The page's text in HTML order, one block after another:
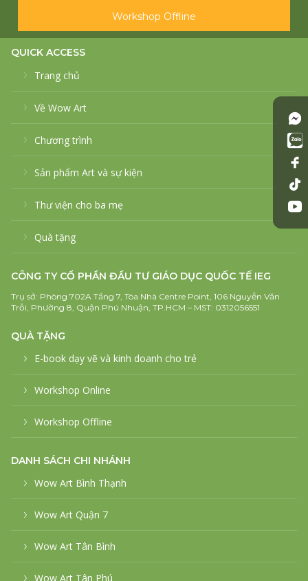
Workshop Offline
QUICK ACCESS
Trang chủ
Về Wow Art
Chương trình
Sản phẩm Art và sự kiện
Thư viện cho ba mẹ
Quà tặng
CÔNG TY CỔ PHẦN ĐẦU TƯ GIÁO DỤC QUỐC TẾ IEG
Trụ sở: Phòng 702A Tầng 7, Tòa Nhà Centre Point, 106 Nguyễn Văn
Trỗi, Phường 8, Quận Phú Nhuận, TP.HCM – MST: 0312056551
QUÀ TẶNG
E-book dạy vẽ và kinh doanh cho trẻ
Workshop Online
Workshop Offline
DANH SÁCH CHI NHÁNH
Wow Art Bình Thạnh
Wow Art Quận 7
Wow Art Tân Bình
Wow Art Tân Phú